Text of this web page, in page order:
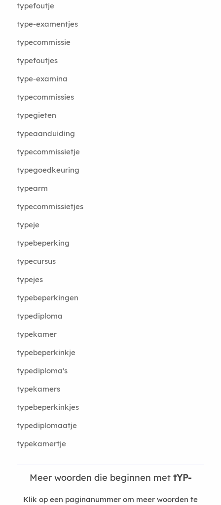
typefoutje
type-examentjes
typecommissie
typefoutjes
type-examina
typecommissies
typegieten
typeaanduiding
typecommissietje
typegoedkeuring
typearm
typecommissietjes
typeje
typebeperking
typecursus
typejes
typebeperkingen
typediploma
typekamer
typebeperkinkje
typediploma's
typekamers
typebeperkinkjes
typediplomaatje
typekamertje
Meer woorden die beginnen met tYP-
Klik op een paginanummer om meer woorden te